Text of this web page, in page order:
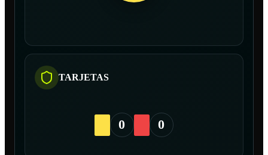
TARJETAS
0 0